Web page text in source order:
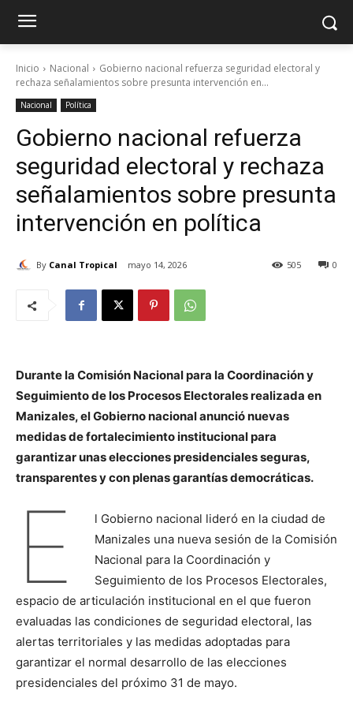
Inicio Nacional
Gobierno nacional refuerza seguridad electoral y
rechaza señalamientos sobre presunta intervención en...
Nacional Política
Gobierno nacional refuerza
seguridad electoral y rechaza
señalamientos sobre presunta
intervención en política
By Canal Tropical mayo 14, 2026 0
505
Durante la Comisión Nacional para la Coordinación y
Seguimiento de los Procesos Electorales realizada en
Manizales, el Gobierno nacional anunció nuevas
medidas de fortalecimiento institucional para
garantizar unas elecciones presidenciales seguras,
transparentes y con plenas garantías democráticas.
E
l Gobierno nacional lideró en la ciudad de
Manizales una nueva sesión de la Comisión
Nacional para la Coordinación y
Seguimiento de los Procesos Electorales,
espacio de articulación institucional en el que fueron
evaluadas las condiciones de seguridad electoral, las
alertas territoriales y las medidas adoptadas para
garantizar el normal desarrollo de las elecciones
presidenciales del próximo 31 de mayo.